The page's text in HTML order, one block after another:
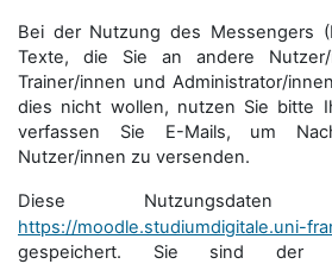
Bei der Nutzung des Messengers
Texte, die Sie an andere
Trainer/innen und Administrator/
dies nicht wollen, nutzen Sie bitte
verfassen Sie E-Mails, um
Nutzer/innen zu versenden.
Diese
https://moodle.studiumdigitale.uni-
gespeichert. Sie sind der